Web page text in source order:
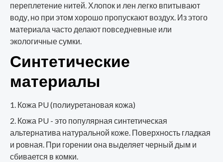
переплетение нитей. Хлопок и лен легко впитывают
воду, но при этом хорошо пропускают воздух. Из этого
материала часто делают повседневные или
экологичные сумки.
Синтетические
материалы
Кожа PU (полиуретановая кожа)
Кожа PU - это популярная синтетическая
альтернатива натуральной коже. Поверхность гладкая
и ровная. При горении она выделяет черный дым и
сбивается в комки.